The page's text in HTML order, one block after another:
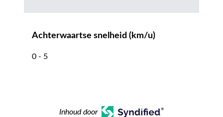
Achterwaartse snelheid (km/u)
0 - 5
Inhoud door